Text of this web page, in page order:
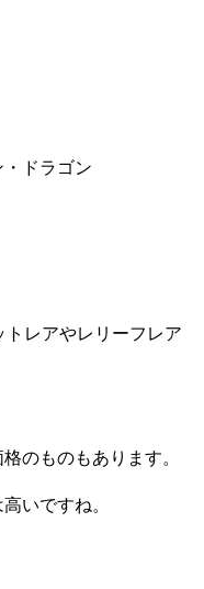
ドラゴン
トレアやレリーフレア
のものもあります。
いですね。